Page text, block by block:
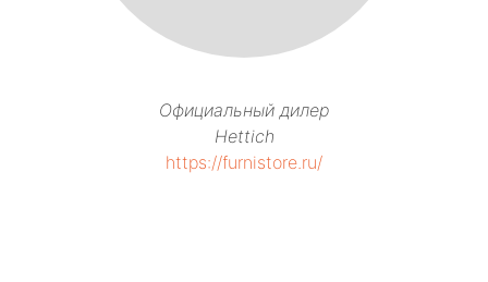
Официальный дилер
Hettich
https://furnistore.ru/